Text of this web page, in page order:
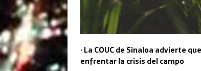
· La COUC de Sinaloa advierte
enfrentar la crisis del campo